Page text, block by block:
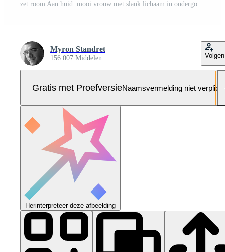
zet room Aan huid. mooi vrouw met slank lichaam in ondergoed is in de studio Pro Foto
Myron Standret
156.007 Middelen Volgen
Gratis met ProefversieNaamsvermelding niet verplicht
Herinterpreteer deze afbeelding